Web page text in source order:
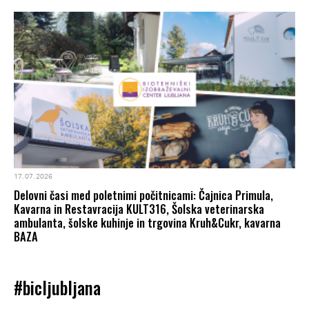
17. 07. 2026
Delovni časi med poletnimi počitnicami: Čajnica Primula,
Kavarna in Restavracija KULT316, Šolska veterinarska
ambulanta, šolske kuhinje in trgovina Kruh&Cukr, kavarna
BAZA
#bicljubljana